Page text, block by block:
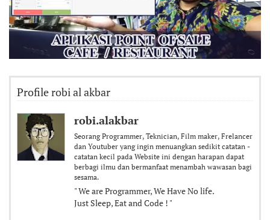
Profile robi al akbar
robi.alakbar
Seorang Programmer, Teknician, Film maker, Frelancer
dan Youtuber yang ingin menuangkan sedikit catatan -
catatan kecil pada Website ini dengan harapan dapat
berbagi ilmu dan bermanfaat menambah wawasan bagi
sesama.
" We are Programmer, We Have No life.
Just Sleep, Eat and Code ! "